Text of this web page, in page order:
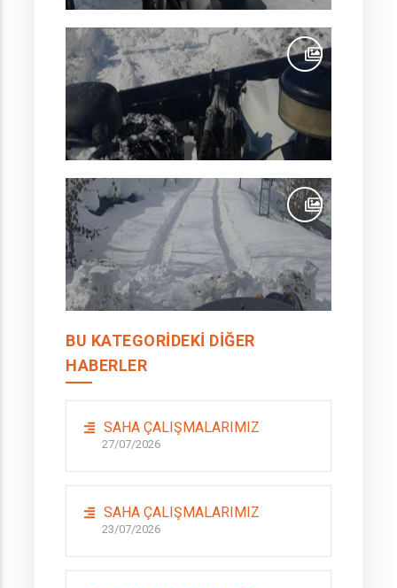
BU KATEGORIDEKI DIĞER
HABERLER
SAHA ÇALIŞMALARIMIZ
27/07/2026
SAHA ÇALIŞMALARIMIZ
23/07/2026